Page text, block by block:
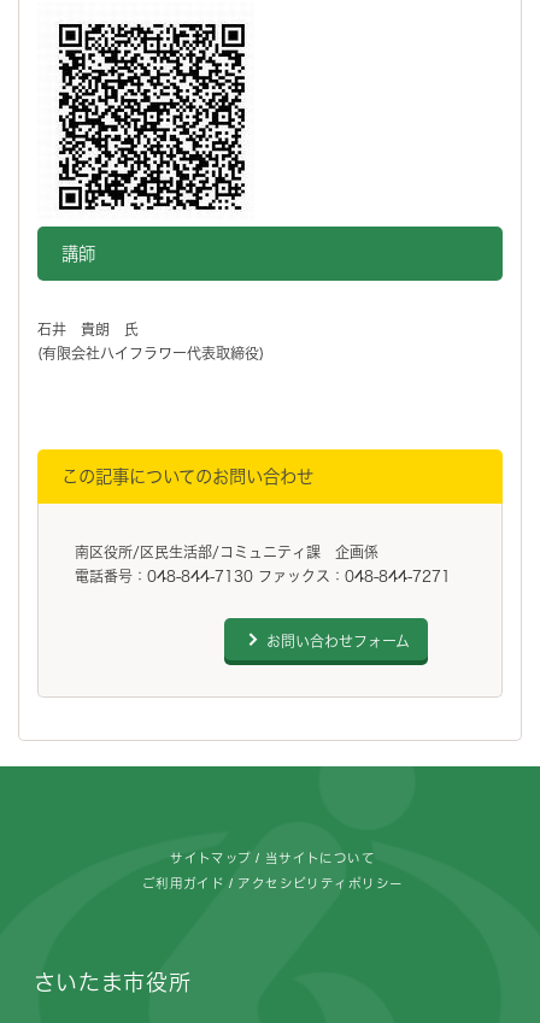
講師
石井 貴朗 氏
(有限会社ハイフラワー代表取締役)
この記事についてのお問い合わせ
南区役所/区民生活部/コミュニティ課 企画係
電話番号：048-844-7130 ファックス：048-844-7271
お問い合わせフォーム
サイトマップ 当サイトについて
ご利用ガイド アクセシビリティポリシー
さいたま市役所